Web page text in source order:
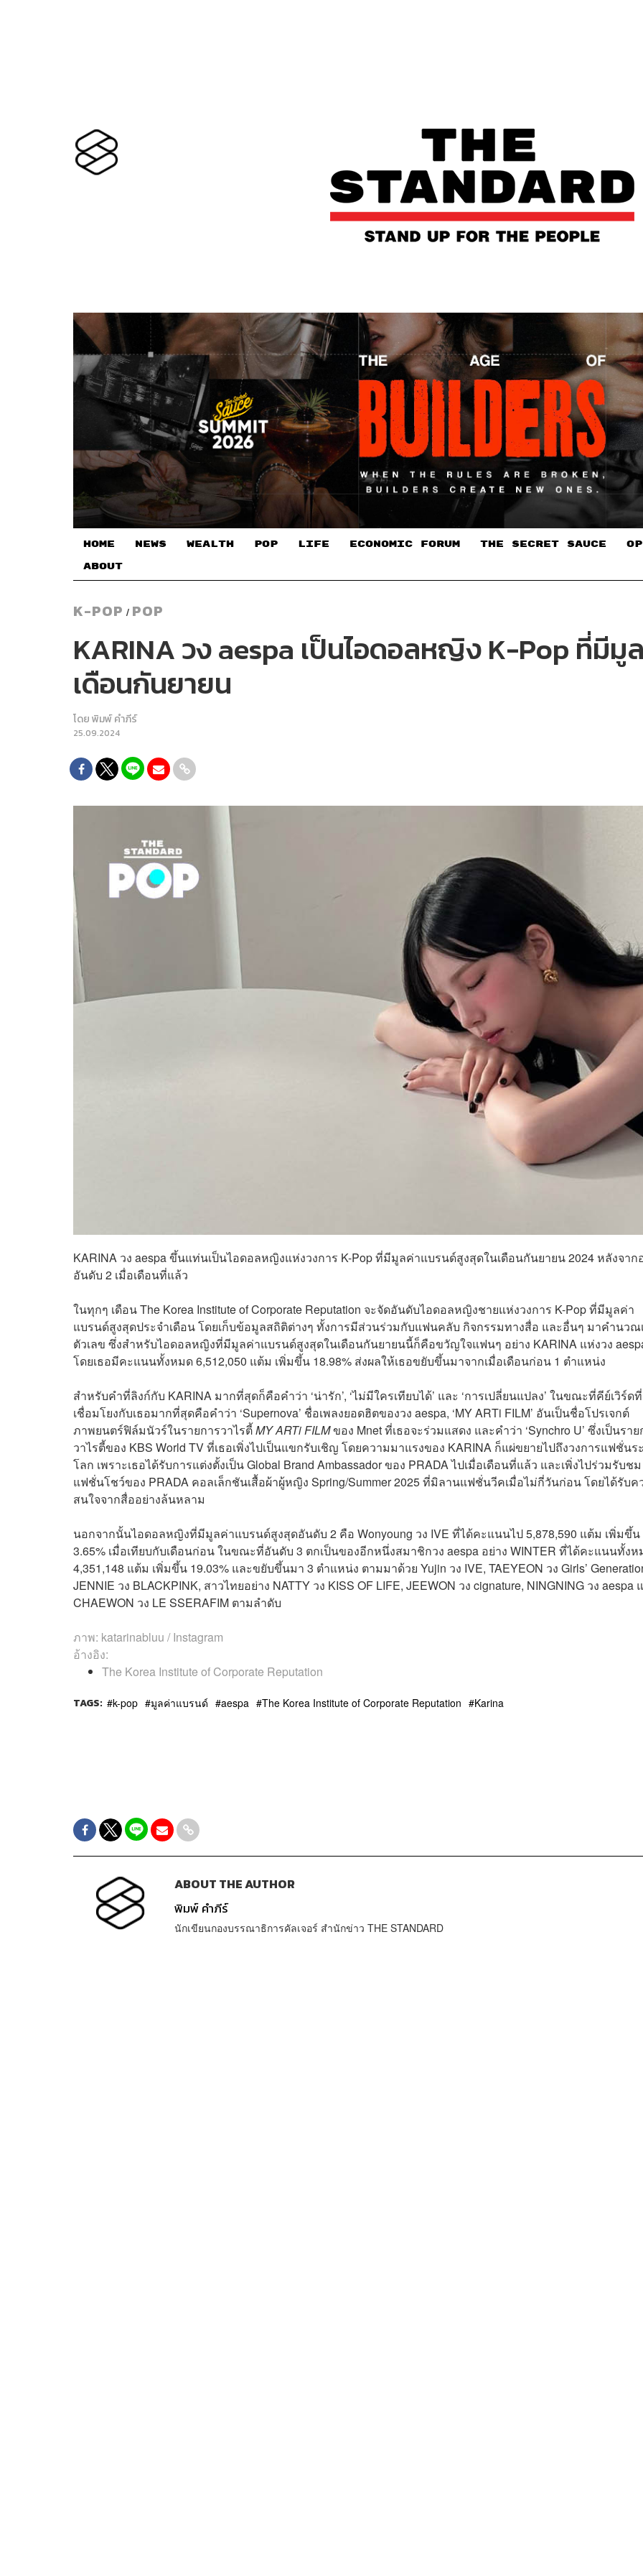
HOME NEWS WEALTH POP LIFE ECONOMIC FORUM THE SECRET SAUCE​
ABOUT
K-POP / POP
KARINA วง aespa เป็นไอดอลหญิง K-Pop ที่มี
เดือนกันยายน
โดยพิมพ์ คำภีร์
25.09.2024
KARINA วง aespa ขึ้นแท่นเป็นไอดอลหญิงแห่งวงการ K-Pop ที่มีมูลค่าแบรนด์สูงสุดในเดือนกันยายน 2024 หลังจาก
อันดับ 2 เมื่อเดือนที่แล้ว
ในทุกๆ เดือน The Korea Institute of Corporate Reputation จะจัดอันดับไอดอลหญิงชายแห่งวงการ K-Pop ที่มีมูลค่า
แบรนด์สูงสุดประจำเดือน โดยเก็บข้อมูลสถิติต่างๆ ทั้งการมีส่วนร่วมกับแฟนคลับ กิจกรรมทางสื่อ และอื่นๆ มาคำนวณ
ตัวเลข ซึ่งสำหรับไอดอลหญิงที่มีมูลค่าแบรนด์สูงสุดในเดือนกันยายนนี้ก็คือขวัญใจแฟนๆ อย่าง KARINA แห่งวง
โดยเธอมีคะแนนทั้งหมด 6,512,050 แต้ม เพิ่มขึ้น 18.98% ส่งผลให้เธอขยับขึ้นมาจากเมื่อเดือนก่อน 1 ตำแหน่ง
สำหรับคำที่ลิงก์กับ KARINA มากที่สุดก็คือคำว่า ‘น่ารัก’, ‘ไม่มีใครเทียบได้’ และ ‘การเปลี่ยนแปลง’ ในขณะที่คีย์เวิร์ดที่
เชื่อมโยงกับเธอมากที่สุดคือคำว่า ‘Supernova’ ชื่อเพลงยอดฮิตของวง aespa, ‘MY ARTi FILM’ อันเป็นชื่อโปรเจกต์
ภาพยนตร์ฟิล์มนัวร์ในรายการวาไรตี้MY ARTi FILMของ Mnet ที่เธอจะร่วมแสดง และคำว่า ‘Synchro U’ ซึ่งเป็นรา
วาไรตี้ของ KBS World TV ที่เธอเพิ่งไปเป็นแขกรับเชิญ โดยความมาแรงของ KARINA ก็แผ่ขยายไปถึงวงการแฟชั่นร
โลก เพราะเธอได้รับการแต่งตั้งเป็น Global Brand Ambassador ของ PRADA ไปเมื่อเดือนที่แล้ว และเพิ่งไปร่วมรับชม
แฟชั่นโชว์ของ PRADA คอลเล็กชันเสื้อผ้าผู้หญิง Spring/Summer 2025 ที่มิลานแฟชั่นวีคเมื่อไม่กี่วันก่อน โดยได้รับค
สนใจจากสื่ออย่างล้นหลาม
นอกจากนั้นไอดอลหญิงที่มีมูลค่าแบรนด์สูงสุดอันดับ 2 คือ Wonyoung วง IVE ที่ได้คะแนนไป 5,878,590 แต้ม เพิ่มขึ้น
3.65% เมื่อเทียบกับเดือนก่อน ในขณะที่อันดับ 3 ตกเป็นของอีกหนึ่งสมาชิกวง aespa อย่าง WINTER ที่ได้คะแนนทั้ง
4,351,148 แต้ม เพิ่มขึ้น 19.03% และขยับขึ้นมา 3 ตำแหน่ง ตามมาด้วย Yujin วง IVE, TAEYEON วง Girls’
JENNIE วง BLACKPINK, สาวไทยอย่าง NATTY วง KISS OF LIFE, JEEWON วง cignature, NINGNING วง aespa
CHAEWON วง LE SSERAFIM ตามลำดับ
ภาพ: katarinabluu / Instagram
อ้างอิง:
The Korea Institute of Corporate Reputation
TAGS: k-pop มูลค่าแบรนด์ aespa The Korea Institute of Corporate Reputation Karina
ABOUT THE AUTHOR
พิมพ์ คำภีร์
นักเขียนกองบรรณาธิการคัลเจอร์ สำนักข่าว THE STANDARD